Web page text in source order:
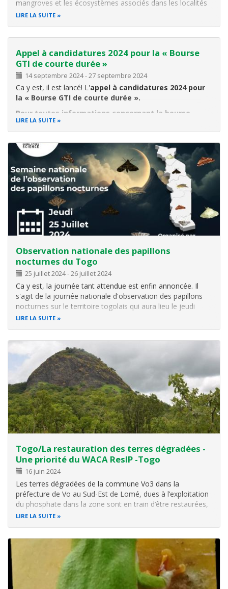
mangroves et les écosystèmes associés dans les localités
du lac Boko-Zowla, des actions de sensibilisation ont été
LIRE LA SUITE
Appel à candidatures 2024 pour la « Bourse
GTI de courte durée »
14 septembre 2024-27 septembre 2024
Ca y est, il est lancé! L'appel à candidatures 2024 pour
la « Bourse GTI de courte durée ».
Pour toutes informations concernant la bourse,
prière visite le lien suivant:
id=XdOoTXK0nEGeFWZXhqrb
LIRE LA SUITE
Observation nationale des papillons
nocturnes du Togo
25 juillet 2024-26 juillet 2024
Ca y est, la journée tant attendue est enfin annoncée. Il
s'agit de la journée nationale d'observation des papillons
nocturnes sur le territoire togolais qui aura lieu le jeudi
prochain, 25 juillet 2024 à l'université de Lomé. Nous
LIRE LA SUITE
Togo/La restauration des terres dégradées -
Une priorité du WACA ResIP -Togo
16 juin 2024
Les terres dégradées de la commune Vo3 dans la
préfecture de Vo au Sud-Est de Lomé, dues à l’exploitation
du phosphate dans la zone sont en train d’être restaurées,
grâce au projet d’investissement de résilience des zones
LIRE LA SUITE